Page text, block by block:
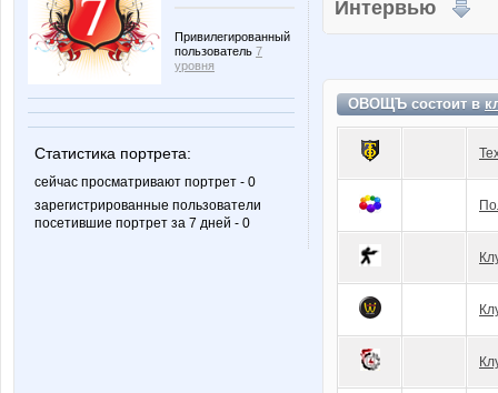
Привилегированный
пользователь 7
уровня
Статистика портрета:
сейчас просматривают портрет - 0
зарегистрированные пользователи
посетившие портрет за 7 дней - 0
Интервью
ОВОЩЪ состоит в